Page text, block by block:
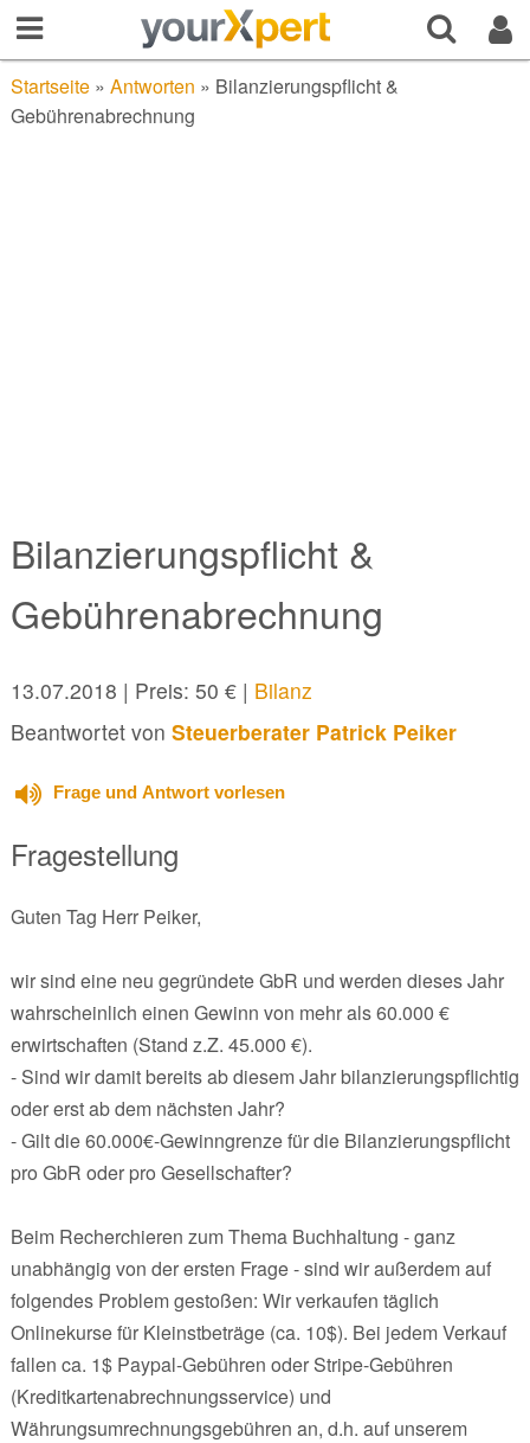
Startseite» Antworten » Bilanzierungspflicht &
Gebührenabrechnung
Bilanzierungspflicht &
Gebührenabrechnung
13.07.2018 | Preis: 50 € | Bilanz
Beantwortet von Steuerberater Patrick Peiker
Frage und Antwort vorlesen
Fragestellung
Guten Tag Herr Peiker,
wir sind eine neu gegründete GbR und werden dieses Jahr
wahrscheinlich einen Gewinn von mehr als 60.000 €
erwirtschaften (Stand z.Z. 45.000 €).
- Sind wir damit bereits ab diesem Jahr bilanzierungspflichtig
oder erst ab dem nächsten Jahr?
- Gilt die 60.000€-Gewinngrenze für die Bilanzierungspflicht
pro GbR oder pro Gesellschafter?
Beim Recherchieren zum Thema Buchhaltung - ganz
unabhängig von der ersten Frage - sind wir außerdem auf
folgendes Problem gestoßen: Wir verkaufen täglich
Onlinekurse für Kleinstbeträge (ca. 10$). Bei jedem Verkauf
fallen ca. 1$ Paypal-Gebühren oder Stripe-Gebühren
(Kreditkartenabrechnungsservice) und
Währungsumrechnungsgebühren an, d.h. auf unserem